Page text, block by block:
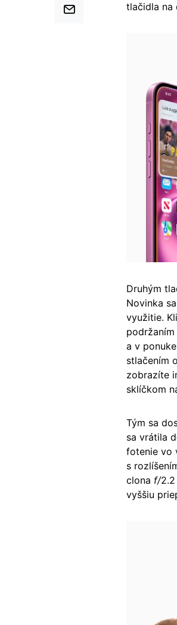
tlačidla na
Druhým
Novinka
využitie.
a v
stlačením
zobrazíte
sklíčkom
Tým sa
sa vrátila
fotenie vo
s
clona f/
vyššiu